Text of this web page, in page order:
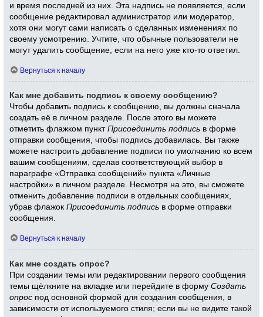
и время последней из них. Эта надпись не появляется, если
сообщение редактировал администратор или модератор,
хотя они могут сами написать о сделанных изменениях по
своему усмотрению. Учтите, что обычные пользователи не
могут удалить сообщение, если на него уже кто-то ответил.
Вернуться к началу
Как мне добавить подпись к своему сообщению?
Чтобы добавить подпись к сообщению, вы должны сначала
создать её в личном разделе. После этого вы можете
отметить флажком пунктПрисоединить подпись в форме
отправки сообщения, чтобы подпись добавилась. Вы также
можете настроить добавление подписи по умолчанию ко всем
вашим сообщениям, сделав соответствующий выбор в
параграфе «Отправка сообщений» пункта «Личные
настройки» в личном разделе. Несмотря на это, вы сможете
отменить добавление подписи в отдельных сообщениях,
убрав флажокПрисоединить подпись в форме отправки
сообщения.
Вернуться к началу
Как мне создать опрос?
При создании темы или редактировании первого сообщения
темы щёлкните на вкладке или перейдите в формуСоздать
опрос под основной формой для создания сообщения, в
зависимости от используемого стиля; если вы не видите такой